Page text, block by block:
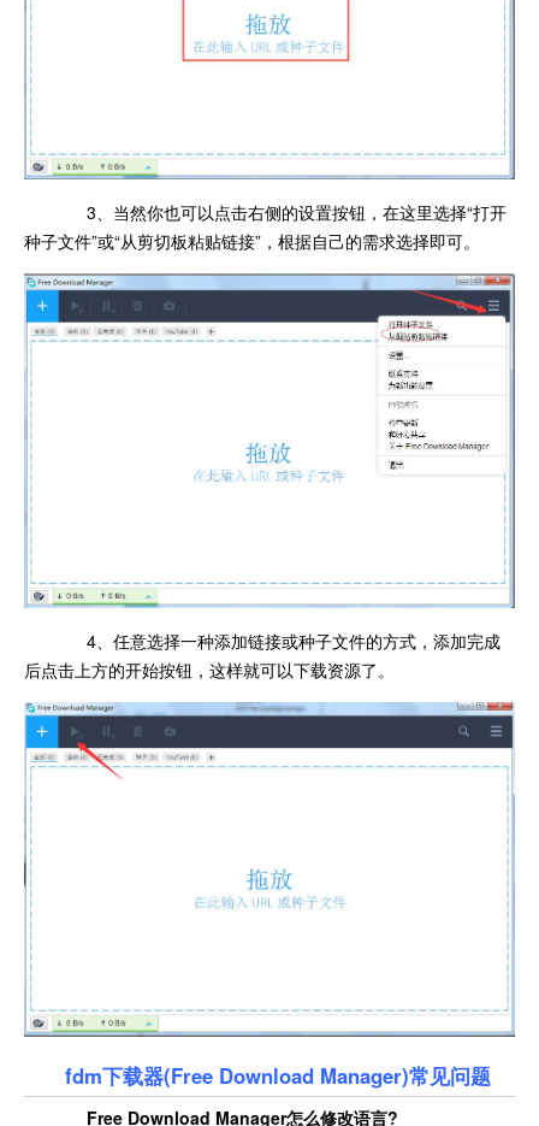
3、当然你也可以点击右侧的设置按钮，在这里选择“打开
种子文件”或“从剪切板粘贴链接”，根据自己的需求选择即可。
4、任意选择一种添加链接或种子文件的方式，添加完成
后点击上方的开始按钮，这样就可以下载资源了。
fdm下载器(Free Download Manager)常见问题
Free Download Manager怎么修改语言?